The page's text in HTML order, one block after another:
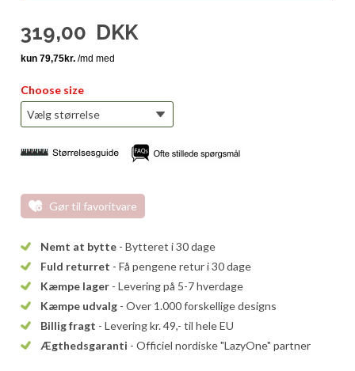
319,00 DKK
Choose size
Gør til favoritvare
Nemt at bytte - Bytteret i 30 dage
Fuld returret - Få pengene retur i 30 dage
Kæmpe lager - Levering på 5-7 hverdage
Kæmpe udvalg - Over 1.000 forskellige designs
Billig fragt - Levering kr. 49,- til hele EU
Ægthedsgaranti - Officiel nordiske "LazyOne" partner